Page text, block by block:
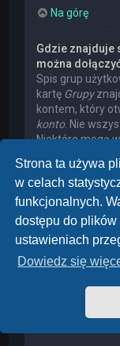
Strona ta używa
w celach
funkcjonalnych.
dostępu do
ustawieniach
Dowiedz się
Na górę
Gdzie znajduje
można
Spis grup
kartę Grupy
kontem, który
konto. Nie
Niektóre mogą
mogą mieć
poprosić o
odpowiedni
wymaga
zostać
poprosić
chce on
pytaniami –
Na górę